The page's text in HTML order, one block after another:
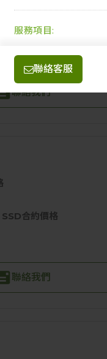
服務項目:
全球SSD終端價格
SSD產業數據
PC-Client OEM
聯絡客服
聯絡我們
合約價格
聯絡我們